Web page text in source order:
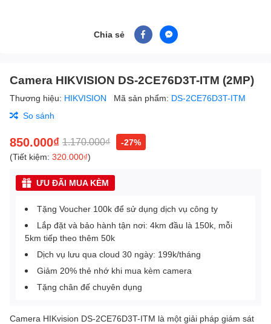
Chia sẻ
Camera HIKVISION DS-2CE76D3T-ITM (2MP)
Thương hiệu: HIKVISION Mã sản phẩm: DS-2CE76D3T-ITM
So sánh
850.000₫ 1.170.000₫
-27%
(Tiết kiệm: 320.000₫)
ƯU ĐÃI MUA KÈM
Tặng Voucher 100k để sử dụng dịch vụ công ty
Lắp đặt và bảo hành tận nơi: 4km đầu là 150k, mỗi
5km tiếp theo thêm 50k
Dịch vụ lưu qua cloud 30 ngày: 199k/tháng
Giảm 20% thẻ nhớ khi mua kèm camera
Tặng chân đế chuyên dụng
Camera HIKvision DS-2CE76D3T-ITM là một giải pháp giám sát